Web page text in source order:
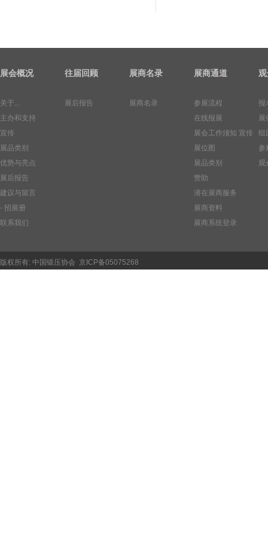
展会概况
关于...
主办和支持
宣传
展品类别
优势与亮点
展后报告
建议与留言
- 招展册
联系我们
往届回顾
展后报告
展商名录
展商名录
展商通道
参展流程
在线报展
展会工作须知 宣传
展位图
展品类别
赞助
潜在展商服务
展商资料
展商系统登录
报
展
组
参
观
版权所有: 中国锻压协会 京ICP备05075268